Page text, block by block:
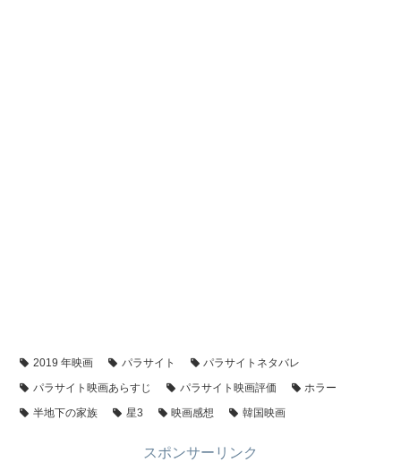
2019 年映画 パラサイト
パラサイトネタバレ
パラサイト映画あらすじ
パラサイト映画評価
ホラー
半地下の家族
星3 映画感想 韓国映画
スポンサーリンク